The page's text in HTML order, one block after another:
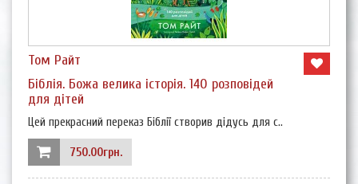
Том Райт
Біблія. Божа велика історія. 140 розповідей
для дітей
Цей прекрасний переказ Біблії створив дідусь для с..
750.00грн.